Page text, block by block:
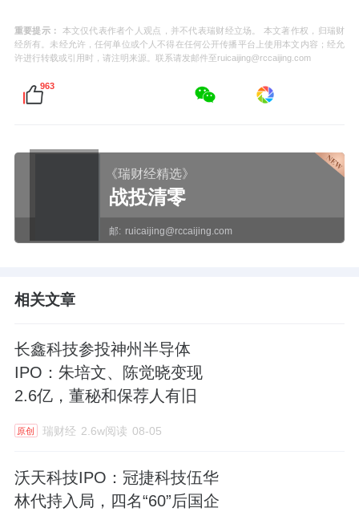
重要提示：
本文仅代表作者个人观点，并不代表瑞财经立场。 本文著作权，归瑞财
经所有。未经允许，任何单位或个人不得在任何公开传播平台上使用本文内容；经允
许进行转载或引用时，请注明来源。联系请发邮件至ruicaijing@rccaijing.com
963
《瑞财经精选》
战投清零
邮: ruicaijing@rccaijing.com
相关文章
长鑫科技参投神州半导体
IPO：朱培文、陈觉晓变现
2.6亿，董秘和保荐人有旧
原创 瑞财经 2.6w阅读 08-05
沃天科技IPO：冠捷科技伍华
林代持入局，四名“60”后国企